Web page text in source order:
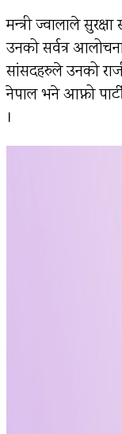
मन्त्री ज्वालाले
उनको सर्वत्र
सांसदहरुले उनको
नेपाल भने आफ्नो
।